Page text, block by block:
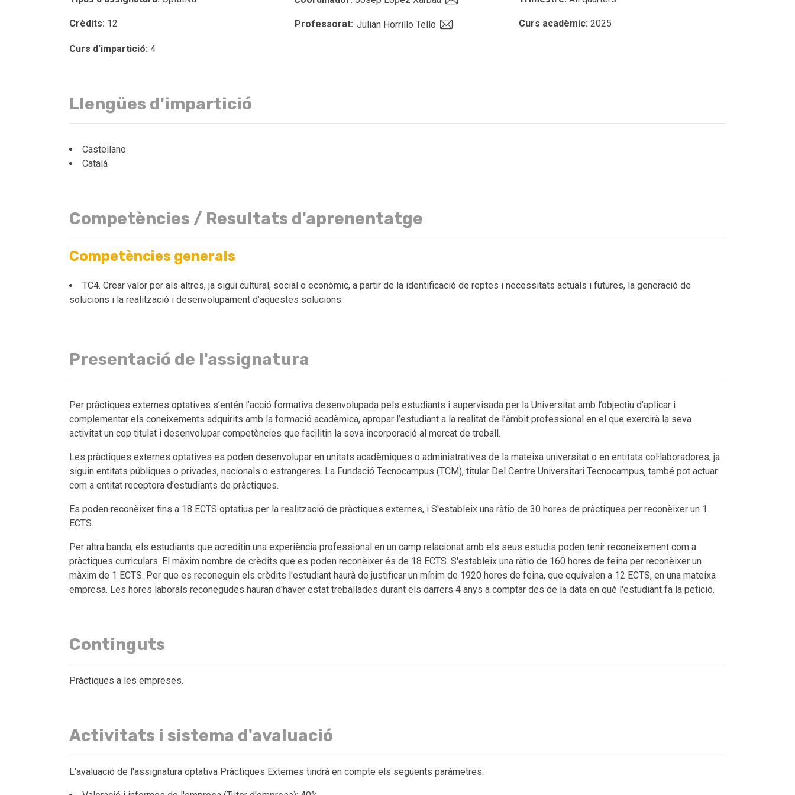
Crèdits: 12 Professorat: Julián Horrillo Tello Curs acadèmic: 2025
Curs d'impartició: 4
Llengües d'impartició
Castellano
Català
Competències / Resultats d'aprenentatge
Competències generals
TC4. Crear valor per als altres, ja sigui cultural, social o econòmic, a partir de la identificació de reptes i necessitats actuals i futures, la generació de
solucions i la realització i desenvolupament d’aquestes solucions.
Presentació de l'assignatura
Per pràctiques externes optatives s’entén l’acció formativa desenvolupada pels estudiants i supervisada per la Universitat amb l’objectiu d’aplicar i
complementar els coneixements adquirits amb la formació acadèmica, apropar l’estudiant a la realitat de l’àmbit professional en el que exercirà la seva
activitat un cop titulat i desenvolupar competències que facilitin la seva incorporació al mercat de treball.
Les pràctiques externes optatives es poden desenvolupar en unitats acadèmiques o administratives de la mateixa universitat o en entitats col·laboradores, ja
siguin entitats públiques o privades, nacionals o estrangeres. La Fundació Tecnocampus (TCM), titular Del Centre Universitari Tecnocampus, també pot actuar
com a entitat receptora d’estudiants de pràctiques.
Es poden reconèixer fins a 18 ECTS optatius per la realització de pràctiques externes, i S'estableix una ràtio de 30 hores de pràctiques per reconèixer un 1
ECTS.
Per altra banda, els estudiants que acreditin una experiència professional en un camp relacionat amb els seus estudis poden tenir reconeixement com a
pràctiques curriculars. El màxim nombre de crèdits que es poden reconèixer és de 18 ECTS. S'estableix una ràtio de 160 hores de feina per reconèixer un
màxim de 1 ECTS. Per que es reconeguin els crèdits l'estudiant haurà de justificar un mínim de 1920 hores de feina, que equivalen a 12 ECTS, en una mateixa
empresa. Les hores laborals reconegudes hauran d'haver estat treballades durant els darrers 4 anys a comptar des de la data en què l'estudiant fa la petició.
Continguts
Pràctiques a les empreses.
Activitats i sistema d'avaluació
L'avaluació de l'assignatura optativa Pràctiques Externes tindrà en compte els següents paràmetres: